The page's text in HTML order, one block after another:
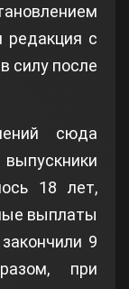
редакция с
силу после
сюда
18 лет,
выплаты
9
при